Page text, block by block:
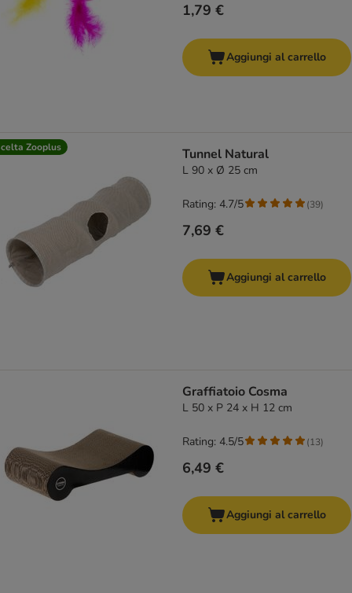
1,79 €
Aggiungi al carrello
Zooplus Tunnel Natural
L 90 x Ø 25 cm
7,69 €
Rating: 4.7/5 (39)
Aggiungi al carrello
Graffiatoio Cosma
L 50 x P 24 x H 12 cm
6,49 €
Rating: 4.5/5 (13)
Aggiungi al carrello